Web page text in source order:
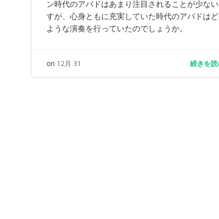
ン時代のアバドはあまり注目されることが少な
すが、心身ともに充実していた時代のアバドは
ような演奏を行っていたのでしょうか。
on 12月 31 続きを